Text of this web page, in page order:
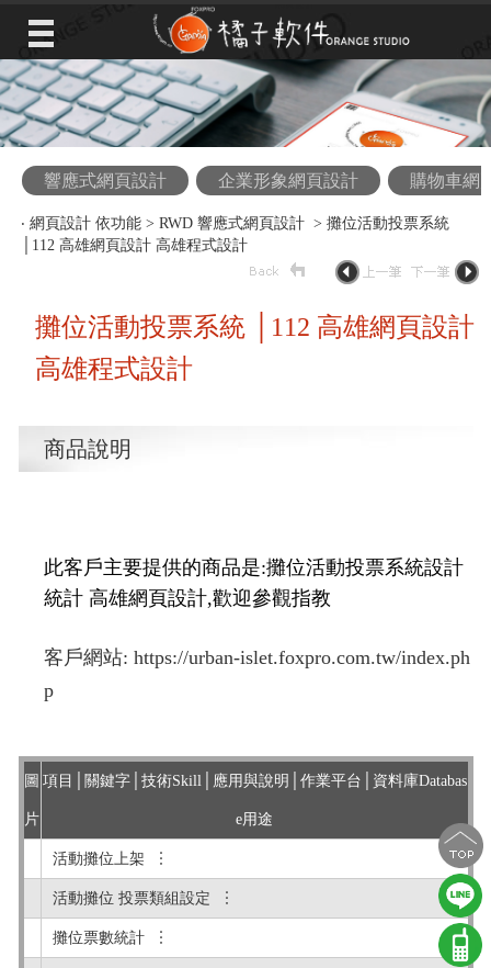
響應式網頁設計 企業形象網頁設計 購物車網
‧ 網頁設計 依功能> RWD 響應式網頁設計 > 攤位活動投票系統
│112 高雄網頁設計 高雄程式設計
攤位活動投票系統 │112 高雄網頁設計
高雄程式設計
商品說明
此客戶主要提供的商品是:攤位活動投票系統設計
統計 高雄網頁設計,歡迎參觀指教
客戶網站: https://urban-islet.foxpro.com.tw/index.ph
p
圖
片
項目│關鍵字│技術Skill│應用與說明│作業平台│資料庫Databas
e用途
活動攤位上架 ︙
活動攤位 投票類組設定 ︙
攤位票數統計 ︙